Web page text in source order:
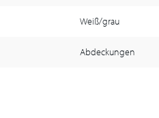
Weiß/grau
Abdeckungen